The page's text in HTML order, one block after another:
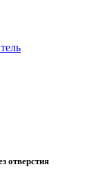
отверстия